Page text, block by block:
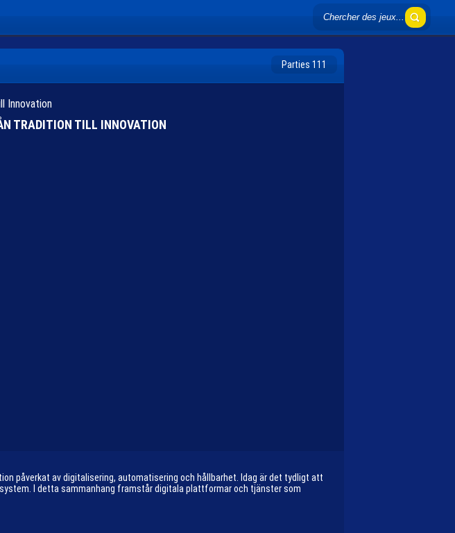
Parties 111
Innovation
TRADITION TILL INNOVATION
påverkat av digitalisering, automatisering och hållbarhet. Idag är det tydligt att
I detta sammanhang framstår digitala plattformar och tjänster som